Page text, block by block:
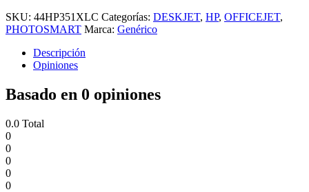
SKU: 44HP351XLC Categorías: DESKJET, HP, OFFICEJET,
PHOTOSMART Marca: Genérico
Descripción
Opiniones
Basado en 0 opiniones
0.0 Total
0
0
0
0
0